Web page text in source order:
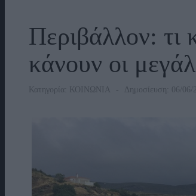
Περιβάλλον: τι
κάνουν οι
Κατηγορία: ΚΟΙΝΩΝΙΑ Δημοσίευση: 06/06/